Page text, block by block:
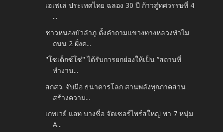
เฮเฟเล่ ประเทศไทย ฉลอง 30 ปี ก้าวสู่ทศวรรษที่ 4
...
ชาวหนองบัวลำภู ตั้งคำถามแขวงทางหลวงทำไม
ถนน 2 ฝั่งค...
"โซเด็กซ์โซ่" ได้รับการยกย่องให้เป็น “สถานที่
ทำงาน...
สกสว. จับมือ ธนาคารโลก สานพลังทุกภาคส่วน
สร้างความ...
เกทเวย์ แอท บางซื่อ จัดเซอร์ไพร์สใหญ่ พา 7 หนุ่ม
A...